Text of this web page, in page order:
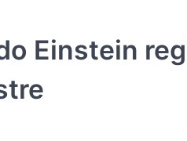
Einstein